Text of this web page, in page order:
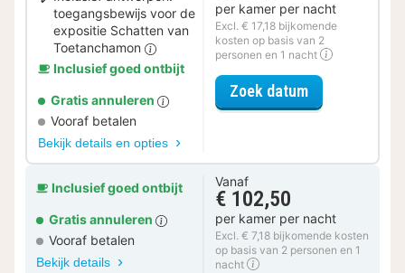
toegangsbewijs voor de
expositie Schatten van
Toetanchamon
Inclusief goed ontbijt
Gratis annuleren
Vooraf betalen
Bekijk details en opties
per kamer per nacht
Excl. € 17,18 bijkomende
kosten op basis van 2
personen en 1 nacht
Zoek datumvoor Museum
Inclusief goed ontbijt
Gratis annuleren
Vooraf betalen
Bekijk details
Vanaf
€ 102,50
per kamer per nacht
Excl. € 7,18 bijkomende kosten
op basis van 2 personen en 1
nacht